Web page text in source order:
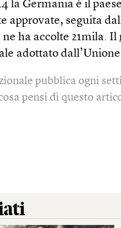
la Germania è il
approvate, seguita
ne ha accolte 21mila. Il
adottato
pubblica ogni
pensi di questo